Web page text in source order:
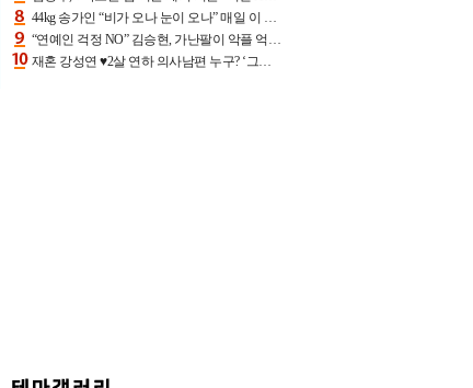
44kg 송가인 “비가 오나 눈이 오나” 매일 이 운동, 허벅지 근육량 상승+체지방 감소
“연예인 걱정 NO” 김승현, 가난팔이 악플 억울할만‥아내+딸과 日 여행
재혼 강성연 ♥2살 연하 의사남편 누구? ‘그알’ 자문의에 훈남 비주얼 초엘리트 스펙 [종합]